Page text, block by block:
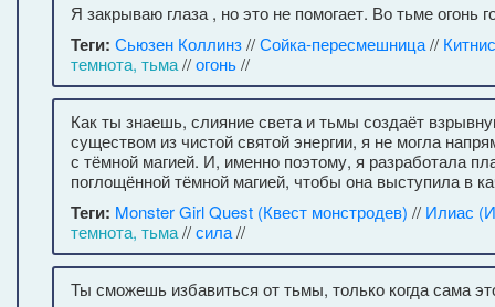
Я закрываю глаза , но это не помогает. Во тьме огонь
Теги: Сьюзен Коллинз//Сойка-пересмешница//
темнота, тьма//огонь//
Как ты знаешь, слияние света и тьмы создаёт
существом из чистой святой энергии, я не могла
с тёмной магией. И, именно поэтому, я разработала
поглощённой тёмной магией, чтобы она выступила в
Теги: Monster Girl Quest (Квест монстродев) // Илиас
темнота, тьма//сила//
Ты сможешь избавиться от тьмы, только когда сама